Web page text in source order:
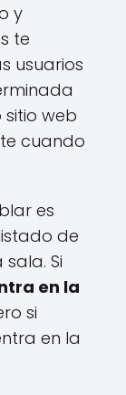
y
te
usuarios
web
cuando
es
de
Si
en la
si
en la